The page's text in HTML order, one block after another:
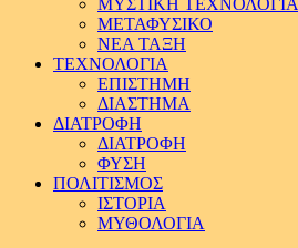
ΜΥΣΤΙΚΗ ΤΕΧΝΟΛΟΓΙΑ
ΜΕΤΑΦΥΣΙΚΟ
ΝΕΑ ΤΑΞΗ
ΤΕΧΝΟΛΟΓΙΑ
ΕΠΙΣΤΗΜΗ
ΔΙΑΣΤΗΜΑ
ΔΙΑΤΡΟΦΗ
ΔΙΑΤΡΟΦΗ
ΦΥΣΗ
ΠΟΛΙΤΙΣΜΟΣ
ΙΣΤΟΡΙΑ
ΜΥΘΟΛΟΓΙΑ